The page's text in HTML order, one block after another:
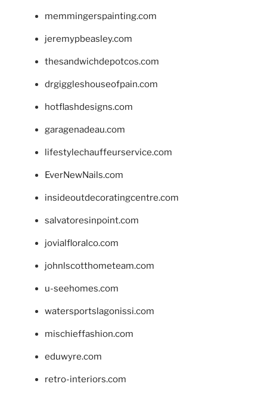
memmingerspainting.com
jeremypbeasley.com
thesandwichdepotcos.com
drgiggleshouseofpain.com
hotflashdesigns.com
garagenadeau.com
lifestylechauffeurservice.com
EverNewNails.com
insideoutdecoratingcentre.com
salvatoresinpoint.com
jovialfloralco.com
johnlscotthometeam.com
u-seehomes.com
watersportslagonissi.com
mischieffashion.com
eduwyre.com
retro-interiors.com